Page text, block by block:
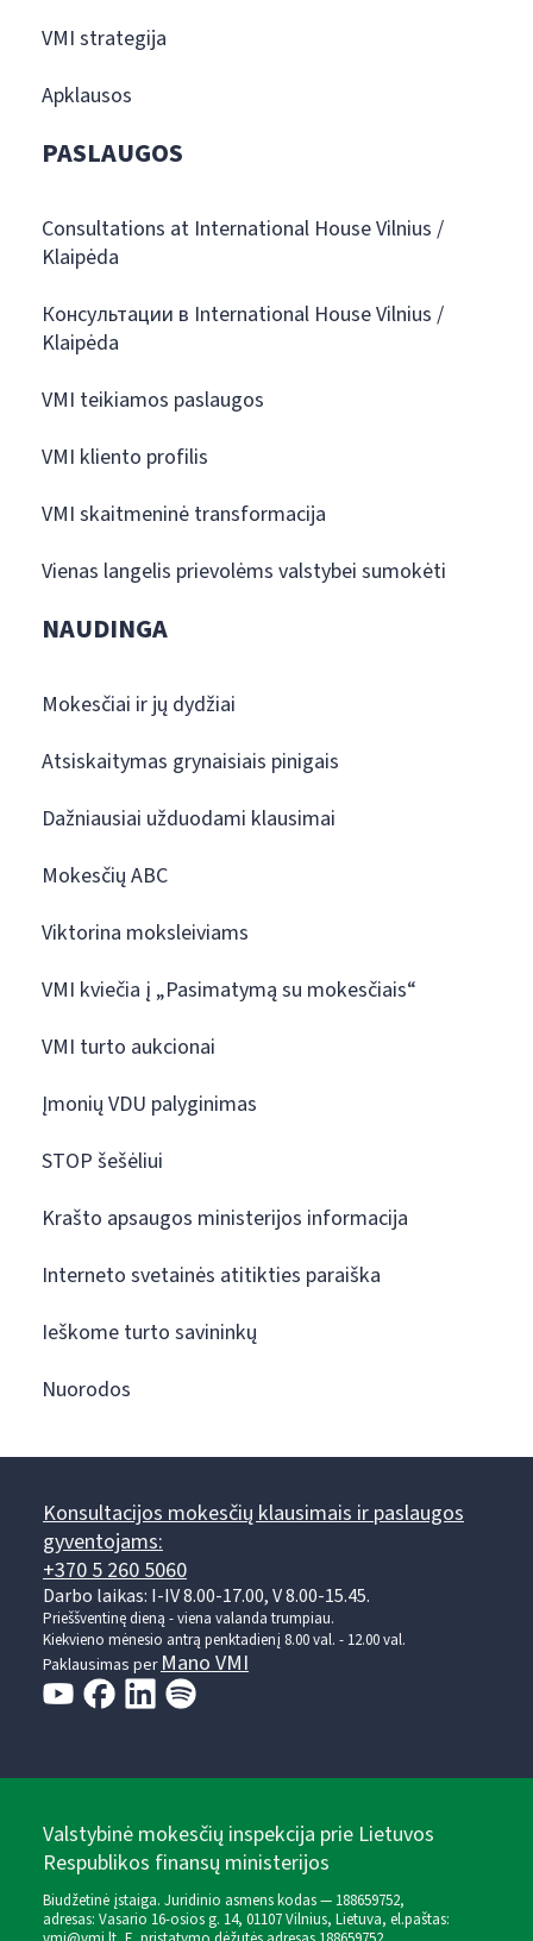
VMI strategija
Apklausos
PASLAUGOS
Consultations at International House Vilnius /
Klaipėda
Консультации в International House Vilnius /
Klaipėda
VMI teikiamos paslaugos
VMI kliento profilis
VMI skaitmeninė transformacija
Vienas langelis prievolėms valstybei sumokėti
NAUDINGA
Mokesčiai ir jų dydžiai
Atsiskaitymas grynaisiais pinigais
Dažniausiai užduodami klausimai
Mokesčių ABC
Viktorina moksleiviams
VMI kviečia į „Pasimatymą su mokesčiais“
VMI turto aukcionai
Įmonių VDU palyginimas
STOP šešėliui
Krašto apsaugos ministerijos informacija
Interneto svetainės atitikties paraiška
Ieškome turto savininkų
Nuorodos
Konsultacijos mokesčių klausimais ir paslaugos
gyventojams:
+370 5 260 5060
Darbo laikas: I-IV 8.00-17.00, V 8.00-15.45.
Prieššventinę dieną - viena valanda trumpiau.
Kiekvieno mėnesio antrą penktadienį 8.00 val. - 12.00 val.
Paklausimas perMano VMI
Valstybinė mokesčių inspekcija prie Lietuvos
Respublikos finansų ministerijos
Biudžetinė įstaiga. Juridinio asmens kodas — 188659752,
adresas: Vasario 16-osios g. 14, 01107 Vilnius, Lietuva, el.paštas: